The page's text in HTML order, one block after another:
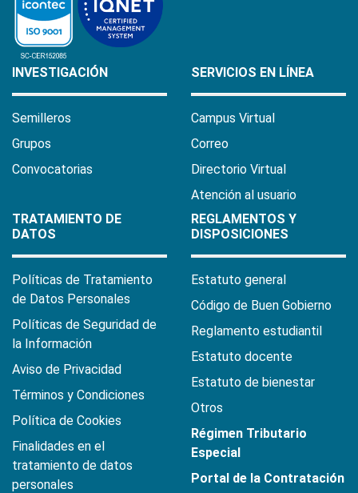
INVESTIGACIÓN
Semilleros
Grupos
Convocatorias
SERVICIOS EN LÍNEA
Campus Virtual
Correo
Directorio Virtual
Atención al usuario
TRATAMIENTO DE
DATOS
Políticas de Tratamiento
de Datos Personales
Políticas de Seguridad de
la Información
Aviso de Privacidad
Términos y Condiciones
Política de Cookies
Finalidades en el
tratamiento de datos
personales
REGLAMENTOS Y
DISPOSICIONES
Estatuto general
Código de Buen Gobierno
Reglamento estudiantil
Estatuto docente
Estatuto de bienestar
Otros
Régimen Tributario
Especial
Portal de la Contratación